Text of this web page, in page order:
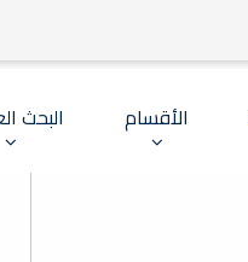
الأقسام البحث